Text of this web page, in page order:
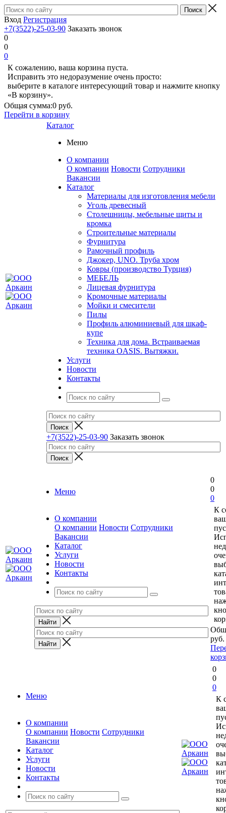
Вход Регистрация
+7(3522)-25-03-90 Заказать звонок
0
0
0
К сожалению, ваша корзина пуста.
Исправить это недоразумение очень просто:
выберите в каталоге интересующий товар и нажмите кнопку
«В корзину».
Общая сумма:0 руб.
Перейти в корзину
Каталог
Меню
О компании
О компании Новости Сотрудники
Вакансии
Каталог
Материалы для изготовления мебели
Уголь древесный
Столешницы, мебельные щиты и
кромка
Строительные материалы
Фурнитура
Рамочный профиль
Джокер, UNO. Труба хром
Ковры (производство Турция)
МЕБЕЛЬ
Лицевая фурнитура
Кромочные материалы
Мойки и смесители
Пилы
Профиль алюминиевый для шкаф-
купе
Техника для дома. Встраиваемая
техника OASIS. Вытяжки.
Услуги
Новости
Контакты
+7(3522)-25-03-90 Заказать звонок
Меню
О компании
О компании Новости Сотрудники
Вакансии
Каталог
Услуги
Новости
Контакты
0
0
0
К
руб.
Меню
О компании
О компании Новости Сотрудники
Вакансии
Каталог
Услуги
Новости
Контакты
0
0
0
К